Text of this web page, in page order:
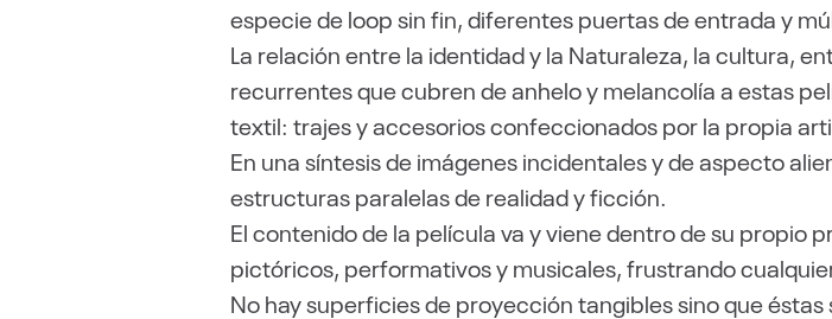
especie de loop sin fin, diferentes puertas de entrada y
La relación entre la identidad y la Naturaleza, la cultura,
recurrentes que cubren de anhelo y melancolía a estas
textil: trajes y accesorios confeccionados por la propia
En una síntesis de imágenes incidentales y de aspecto
estructuras paralelas de realidad y ficción.
El contenido de la película va y viene dentro de su propio
pictóricos, performativos y musicales, frustrando
No hay superficies de proyección tangibles sino que